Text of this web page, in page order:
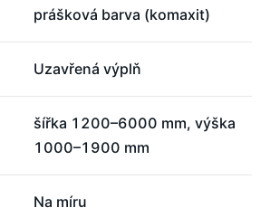
prášková barva (komaxit)
Uzavřená výplň
šířka 1200–6000 mm, výška
1000–1900 mm
Na míru